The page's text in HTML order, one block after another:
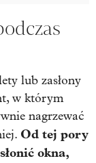
lub zasłony
w którym
nagrzewać
Od tej pory
okna,